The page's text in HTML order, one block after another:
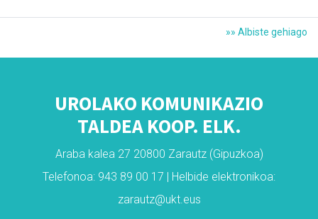
»» Albiste gehiago
UROLAKO KOMUNIKAZIO
TALDEA KOOP. ELK.
Araba kalea 27 20800 Zarautz (Gipuzkoa)
Telefonoa: 943 89 00 17 | Helbide elektronikoa:
zarautz@ukt.eus